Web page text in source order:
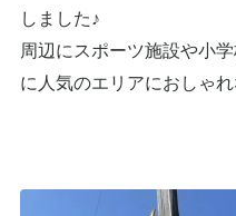
しました♪
周辺にスポーツ施設や小学
に人気のエリアにおしゃ